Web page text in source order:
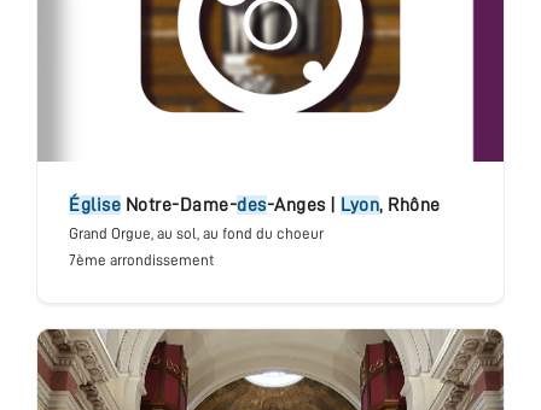
église Notre-Dame-des-Anges| Lyon, Rhône
Grand Orgue, au sol, au fond du choeur
7ème arrondissement